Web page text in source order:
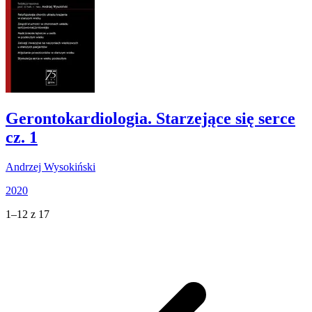
Gerontokardiologia. Starzejące się serce
cz. 1
Andrzej Wysokiński
2020
1–12 z 17